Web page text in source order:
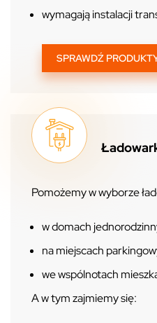
wymagają instalacji
SPRAWDŹ
Pomożemy w wyborze
w domach
na miejscach
we wspólnotach
A w tym zajmiemy się: